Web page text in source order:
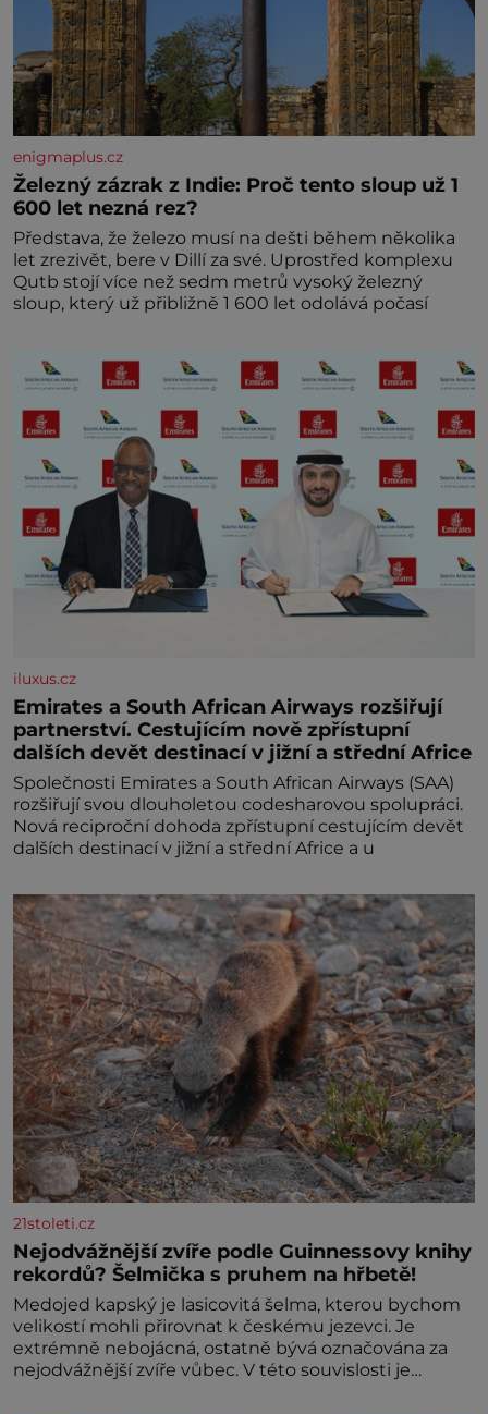
enigmaplus.cz
Železný zázrak z Indie: Proč tento sloup už 1
600 let nezná rez?
Představa, že železo musí na dešti během několika
let zrezivět, bere v Dillí za své. Uprostřed komplexu
Qutb stojí více než sedm metrů vysoký železný
sloup, který už přibližně 1 600 let odolává počasí
iluxus.cz
Emirates a South African Airways rozšiřují
partnerství. Cestujícím nově zpřístupní
dalších devět destinací v jižní a střední Africe
Společnosti Emirates a South African Airways (SAA)
rozšiřují svou dlouholetou codesharovou spolupráci.
Nová reciproční dohoda zpřístupní cestujícím devět
dalších destinací v jižní a střední Africe a u
21stoleti.cz
Nejodvážnější zvíře podle Guinnessovy knihy
rekordů? Šelmička s pruhem na hřbetě!
Medojed kapský je lasicovitá šelma, kterou bychom
velikostí mohli přirovnat k českému jezevci. Je
extrémně nebojácná, ostatně bývá označována za
nejodvážnější zvíře vůbec. V této souvislosti je